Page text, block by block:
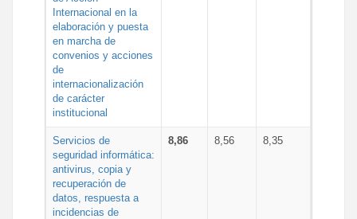
Internacional en la
elaboración y puesta
en marcha de
convenios y acciones
de
internacionalización
de carácter
institucional
Servicios de
seguridad informática:
antivirus, copia y
recuperación de
datos, respuesta a
incidencias de
8,86 8,56 8,35